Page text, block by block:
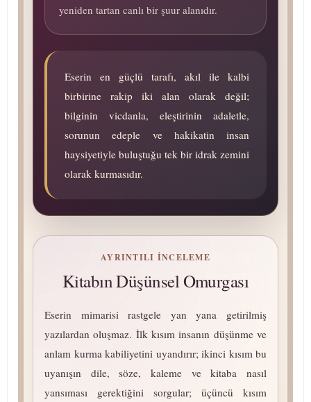
yeniden tartan canlı bir şuur alanıdır.
Eserin en güçlü tarafı, akıl ile kalbi
birbirine rakip iki alan olarak değil;
bilginin vicdanla, eleştirinin adaletle,
sorunun edeple ve hakikatin insan
haysiyetiyle buluştuğu tek bir idrak zemini
olarak kurmasıdır.
AYRINTILI İNCELEME
Kitabın Düşünsel Omurgası
Eserin mimarisi rastgele yan yana getirilmiş
yazılardan oluşmaz. İlk kısım insanın düşünme ve
anlam kurma kabiliyetini uyandırır; ikinci kısım bu
uyanışın dile, söze, kaleme ve kitaba nasıl
yansıması gerektiğini sorgular; üçüncü kısım